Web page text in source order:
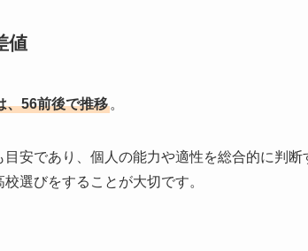
値
、56前後で推移。
目安であり、個人の能力や適性を総合的に判
選びをすることが大切です。